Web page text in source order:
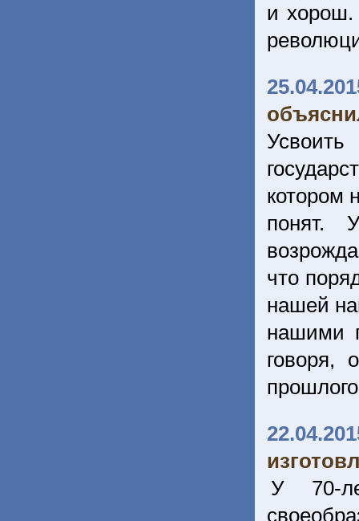
и хорош.
котором
понят.
что
нашей
нашими
говоря,
У 70-